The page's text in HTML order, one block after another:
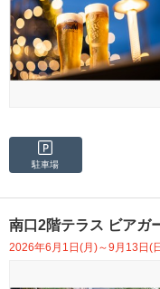
駐車場
南口2階テラス ビアガ
2026年6月1日(月)～9月13日(